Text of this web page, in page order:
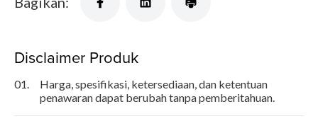
Disclaimer Produk
01.
Harga, spesifikasi, ketersediaan, dan ketentuan
penawaran dapat berubah tanpa pemberitahuan.